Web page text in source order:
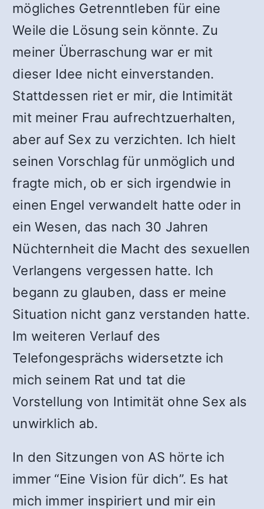
mögliches Getrenntleben für eine
Weile die Lösung sein könnte. Zu
meiner Überraschung war er mit
dieser Idee nicht einverstanden.
Stattdessen riet er mir, die Intimität
mit meiner Frau aufrechtzuerhalten,
aber auf Sex zu verzichten. Ich hielt
seinen Vorschlag für unmöglich und
fragte mich, ob er sich irgendwie in
einen Engel verwandelt hatte oder in
ein Wesen, das nach 30 Jahren
Nüchternheit die Macht des sexuellen
Verlangens vergessen hatte. Ich
begann zu glauben, dass er meine
Situation nicht ganz verstanden hatte.
Im weiteren Verlauf des
Telefongesprächs widersetzte ich
mich seinem Rat und tat die
Vorstellung von Intimität ohne Sex als
unwirklich ab.
In den Sitzungen von AS hörte ich
immer “Eine Vision für dich”. Es hat
mich immer inspiriert und mir ein